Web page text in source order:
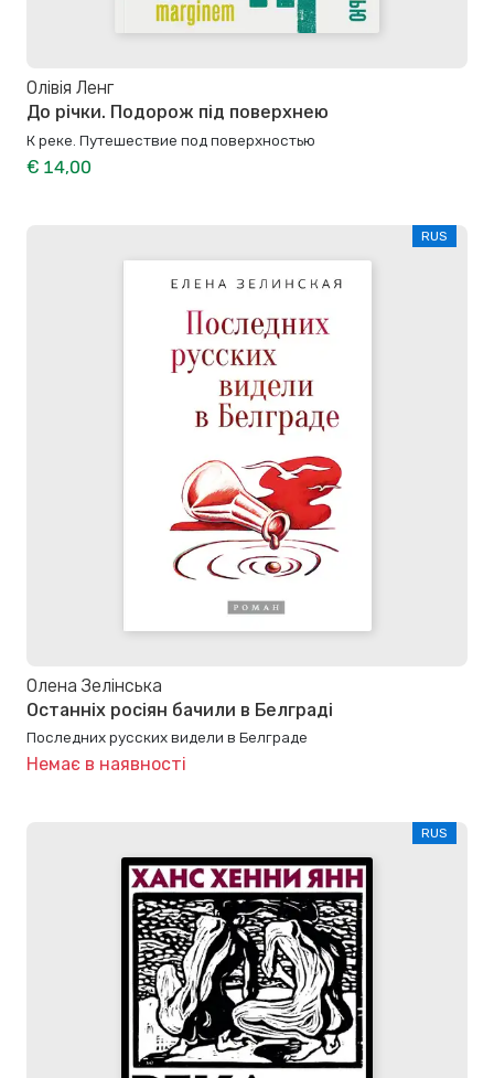
Олівія Ленг
До річки. Подорож під поверхнею
К реке. Путешествие под поверхностью
€ 14,00
RUS
Олена Зелінська
Останніх росіян бачили в Белграді
Последних русских видели в Белграде
Немає в наявності
RUS